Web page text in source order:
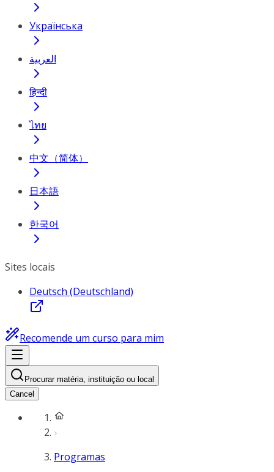
Українська
العربية
हिन्दी
ไทย
中文（简体）
日本語
한국어
Sites locais
Deutsch (Deutschland)
Recomende um curso para mim
Procurar matéria, instituição ou local
Cancel
Programas